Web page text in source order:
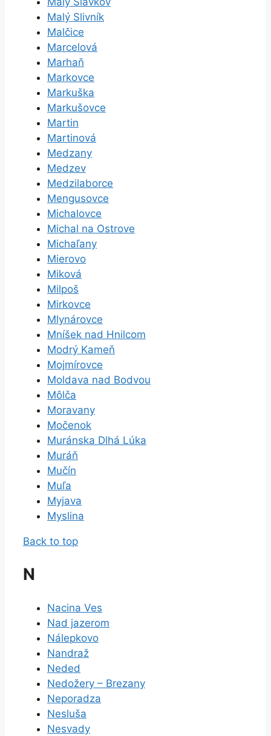
Malý Slivník
Malčice
Marcelová
Marhaň
Markovce
Markuška
Markušovce
Martin
Martinová
Medzany
Medzev
Medzilaborce
Mengusovce
Michalovce
Michal na Ostrove
Michaľany
Mierovo
Miková
Milpoš
Mirkovce
Mlynárovce
Mníšek nad Hnilcom
Modrý Kameň
Mojmírovce
Moldava nad Bodvou
Môlča
Moravany
Močenok
Muránska Dlhá Lúka
Muráň
Mučín
Muľa
Myjava
Myslina
Back to top
N
Nacina Ves
Nad jazerom
Nálepkovo
Nandraž
Neded
Nedožery – Brezany
Neporadza
Nesluša
Nesvady